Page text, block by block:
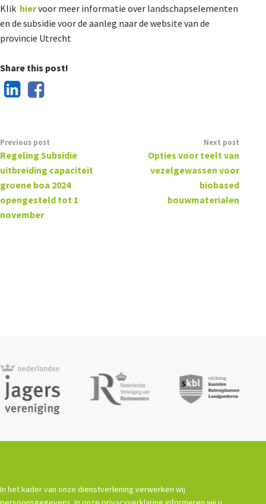
Klik hiervoor meer informatie over landschapselementen
en de subsidie voor de aanleg naar de website van de
provincie Utrecht
Share this post!
Previous post
Regeling Subsidie
uitbreiding capaciteit
groene boa 2024
opengesteld tot 1
november
Next post
Opties voor teelt van
vezelgewassen voor
biobased
bouwmaterialen
In het kader van onze dienstverlening verwerken wij